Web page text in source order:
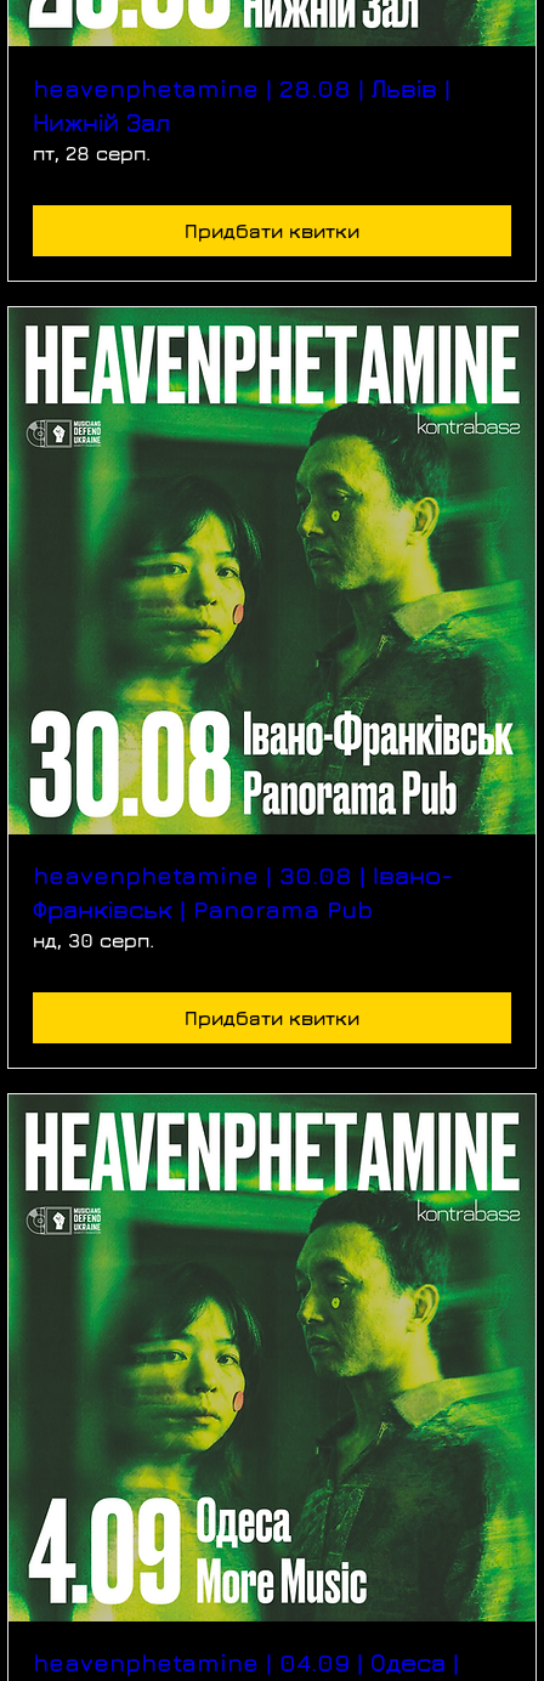
heavenphetamine | 28.08 | Львів |
Нижній Зал
пт, 28 серп.
Придбати квитки
heavenphetamine | 30.08 | Івано-
Франківськ | Panorama Pub
нд, 30 серп.
Придбати квитки
heavenphetamine | 04.09 | Одеса |